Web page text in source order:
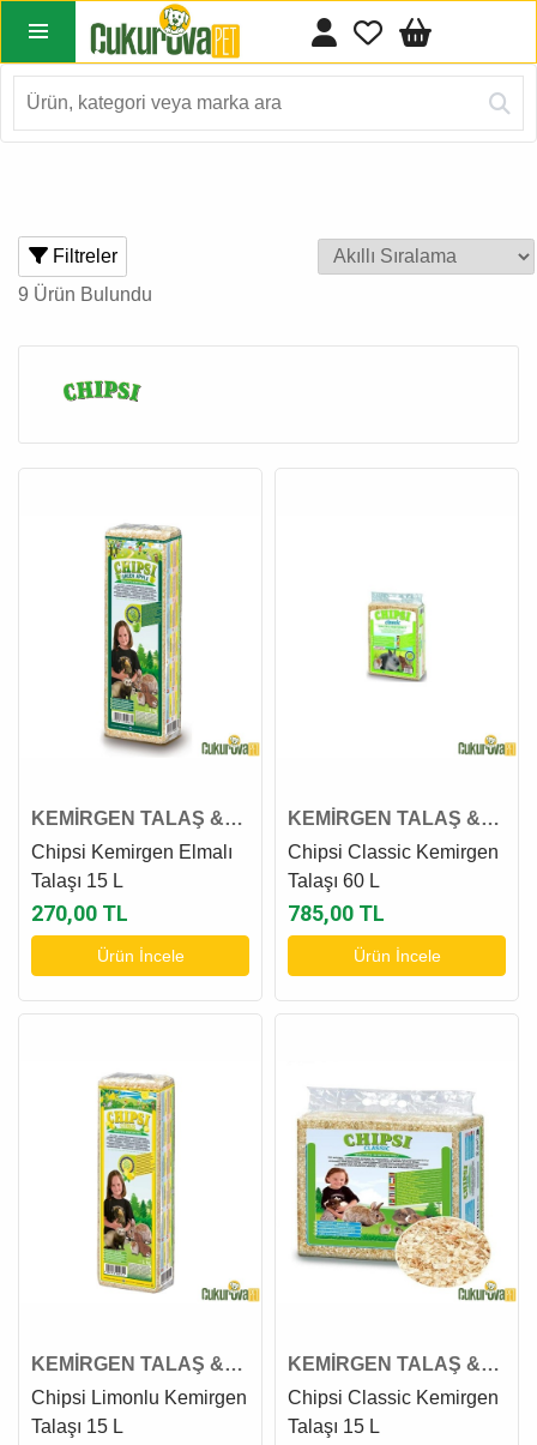
Filtreler
9 Ürün Bulundu
KEMİRGEN TALAŞ &
OTU
Chipsi Kemirgen Elmalı
Talaşı 15 L
270,00 TL
Ürün İncele
KEMİRGEN TALAŞ &
OTU
Chipsi Classic Kemirgen
Talaşı 60 L
785,00 TL
Ürün İncele
KEMİRGEN TALAŞ &
OTU
Chipsi Limonlu Kemirgen
Talaşı 15 L
KEMİRGEN TALAŞ &
OTU
Chipsi Classic Kemirgen
Talaşı 15 L